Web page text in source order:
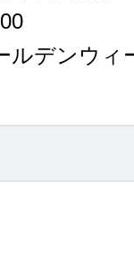
ルデンウィ